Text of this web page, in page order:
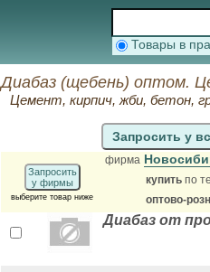
Товары в
Диабаз (щебень) оптом.
Цемент, кирпич, жби, бетон,
Запросить у
Запросить
у фирмы
выберите товар ниже
фирма
купить по
оптово-
Диабаз от